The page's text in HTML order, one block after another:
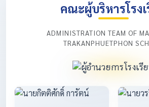
คณะผู้บริหารโรง
ADMINISTRATION TEAM OF
TRAKANPHUETPHON